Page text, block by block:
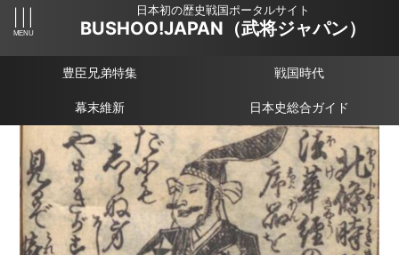
日本初の歴史戦国ポータルサイト
BUSHOO!JAPAN（武将ジャパン）
豊臣兄弟特集 戦国時代
幕末維新 日本史総合ガイド